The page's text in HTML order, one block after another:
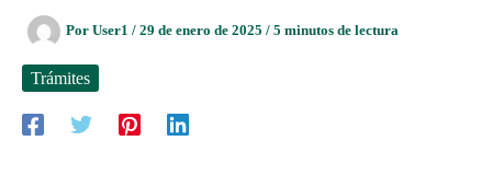
Por User1 / 29 de enero de 2025 / 5 minutos de lectura
Trámites